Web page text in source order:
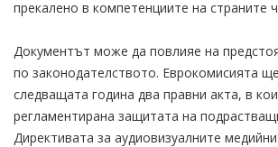
прекалено в компетенциите на страните
Документът може да повлияе на
по законодателството. Еврокомисията
следващата година два правни акта, в
регламентирана защитата на
Директивата за аудиовизуалните